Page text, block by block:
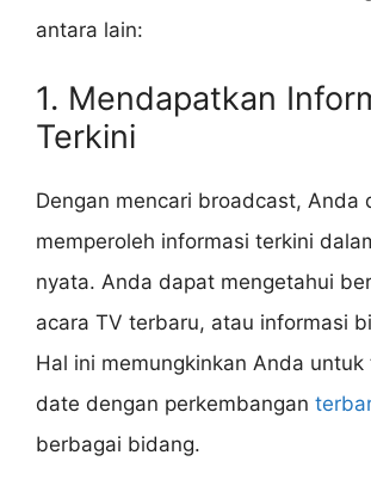
antara lain:
1. Mendapatkan
Terkini
Dengan mencari broadcast, Anda
memperoleh informasi terkini
nyata. Anda dapat mengetahui
acara TV terbaru, atau informasi
Hal ini memungkinkan Anda
date dengan perkembangan
berbagai bidang.